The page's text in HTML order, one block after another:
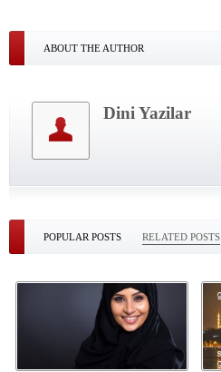
ABOUT THE AUTHOR
Dini Yazilar
POPULAR POSTS RELATED POSTS